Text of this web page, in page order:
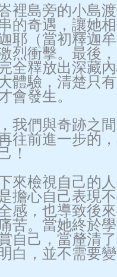
裡島旁的小島
的奇遇，讓她
耶（當初釋迦
烈衝擊。最後
全釋放出深藏
體驗，清楚只
會發生。
我們與奇跡之
往前進一步的
！
來檢視自己的
擔心自己表現
感，也導致後
苦。當她終於
自己，當釐清
白，並不需要